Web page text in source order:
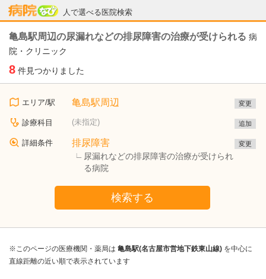
人で選べる医院検索
病院なび
亀島駅周辺の尿漏れなどの排尿障害の治療が受けられる 病
院・クリニック
8 件見つかりました
エリア/駅 亀島駅周辺 変更
診療科目 (未指定) 追加
詳細条件 排尿障害
尿漏れなどの排尿障害の治療が受けられ
る病院
変更
検索する
※このページの医療機関・薬局は 亀島駅(名古屋市営地下鉄東山線) を中心に
直線距離の近い順で表示されています